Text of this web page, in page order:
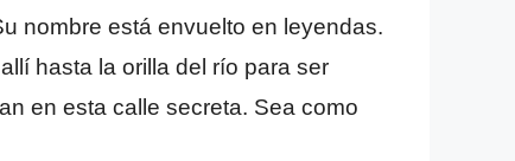
nombre está envuelto en leyendas.
hasta la orilla del río para ser
en esta calle secreta. Sea como